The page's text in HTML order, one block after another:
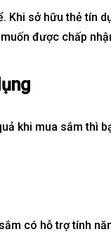
Khi sở hữu thẻ tín
được chấp
khi mua sắm thì
có hỗ trợ tính
Tại
Global